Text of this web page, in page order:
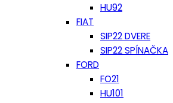
HU92
FIAT
SIP22 DVERE
SIP22 SPÍNAČKA
FORD
FO21
HU101